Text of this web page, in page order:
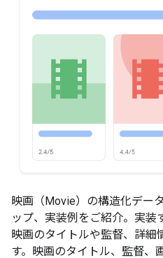
映画（Movie）の構造化デー
ップ、実装例をご紹介。実装
映画のタイトルや監督、詳細
す。映画のタイトル、監督、